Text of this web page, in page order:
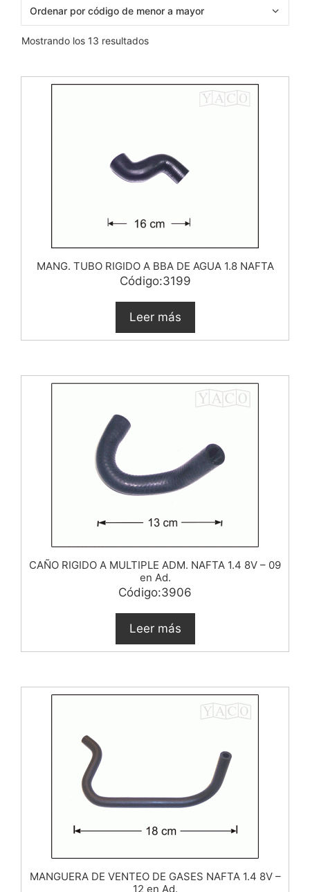
Mostrando los 13 resultados
MANG. TUBO RIGIDO A BBA DE AGUA 1.8 NAFTA
Código:3199
Leer más
CAÑO RIGIDO A MULTIPLE ADM. NAFTA 1.4 8V – 09
en Ad.
Código:3906
Leer más
MANGUERA DE VENTEO DE GASES NAFTA 1.4 8V –
12 en Ad.